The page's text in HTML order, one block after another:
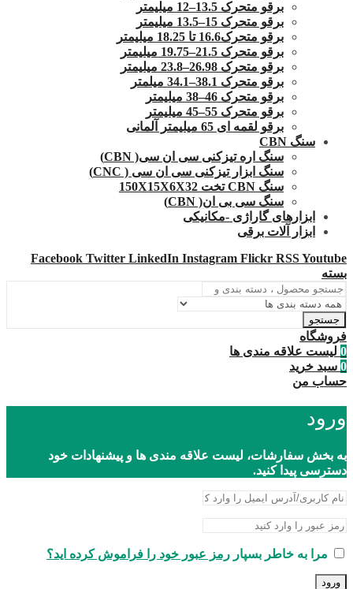
برقو متحرک 13.5–12 میلیمتر
برقو متحرک 15–13.5 میلیمتر
برقو متحرک16.6 تا 18.25 میلیمتر
برقو متحرک 21.5–19.75 میلیمتر
برقو متحرک 26.98–23.8 میلیمتر
برقو متحرک 38.1–34.1 میلمتر
برقو متحرک 46–38 میلیمتر
برقو متحرک 55–45 میلیمتر
برقو لقمه ای 65 میلیمتر آلمانی
سنگ CBN
سنگ اره تیزکنی سی ان سی( CBN)
سنگ ابزار تیزکنی سی ان سی ( CNC)
سنگ CBN تخت 150X15X6X32
سنگ سی بی ان( CBN)
ابزارهای گاراژی -مکانیکی
ابزار آلات برقی
Facebook Twitter LinkedIn Instagram Flickr RSSYoutube
بسته
جستجو
فروشگاه
0 لیست علاقه مندی ها
0 سبد خرید
حساب من
ورود
به بخش سفارشات، لیست علاقه مندی ها و پیشنهادات خود
دسترسی پیدا کنید.
مرا به خاطر بسپار رمز عبور خود را فراموش کرده اید؟
ورود